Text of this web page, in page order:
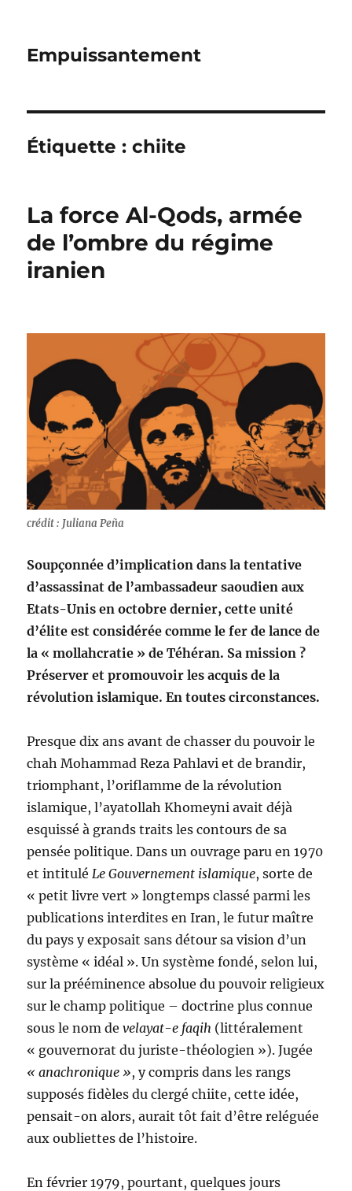
Empuissantement
Étiquette :chiite
La force Al-Qods, armée
de l’ombre du régime
iranien
crédit : Juliana Peña
Soupçonnée d’implication dans la tentative
d’assassinat de l’ambassadeur saoudien aux
Etats-Unis en octobre dernier, cette unité
d’élite est considérée comme le fer de lance de
la « mollahcratie » de Téhéran. Sa mission ?
Préserver et promouvoir les acquis de la
révolution islamique. En toutes circonstances.
Presque dix ans avant de chasser du pouvoir le
chah Mohammad Reza Pahlavi et de brandir,
triomphant, l’oriflamme de la révolution
islamique, l’ayatollah Khomeyni avait déjà
esquissé à grands traits les contours de sa
pensée politique. Dans un ouvrage paru en 1970
et intitulé Le Gouvernement islamique, sorte de
« petit livre vert » longtemps classé parmi les
publications interdites en Iran, le futur maître
du pays y exposait sans détour sa vision d’un
système « idéal ». Un système fondé, selon lui,
sur la prééminence absolue du pouvoir religieux
sur le champ politique – doctrine plus connue
sous le nom develayat-e faqih (littéralement
« gouvernorat du juriste-théologien »). Jugée
« anachronique », y compris dans les rangs
supposés fidèles du clergé chiite, cette idée,
pensait-on alors, aurait tôt fait d’être reléguée
aux oubliettes de l’histoire.
En février 1979, pourtant, quelques jours